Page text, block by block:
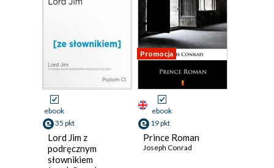
ebook
35 pkt
Lord Jim z
podręcznym
słownikiem
Promocja
ebook
19 pkt
Prince Roman
Joseph Conrad